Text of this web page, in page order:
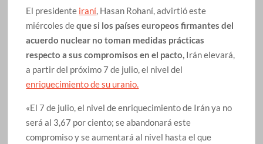
El presidente iraní, Hasan Rohaní, advirtió este
miércoles deque si los países europeos firmantes del
acuerdo nuclear no toman medidas prácticas
respecto a sus compromisos en el pacto, Irán elevará,
a partir del próximo 7 de julio, el nivel del
enriquecimiento de su uranio.
«El 7 de julio, el nivel de enriquecimiento de Irán ya no
será al 3,67 por ciento; se abandonará este
compromiso y se aumentará al nivel hasta el que